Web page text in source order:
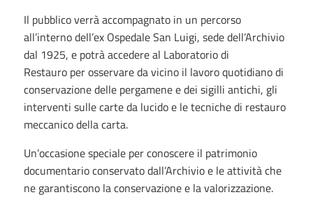
Il pubblico verrà accompagnato in un percorso
all’interno dell’ex Ospedale San Luigi, sede dell’Archivio
dal 1925, e potrà accedere al Laboratorio di
Restauro per osservare da vicino il lavoro quotidiano di
conservazione delle pergamene e dei sigilli antichi, gli
interventi sulle carte da lucido e le tecniche di restauro
meccanico della carta.
Un’occasione speciale per conoscere il patrimonio
documentario conservato dall’Archivio e le attività che
ne garantiscono la conservazione e la valorizzazione.